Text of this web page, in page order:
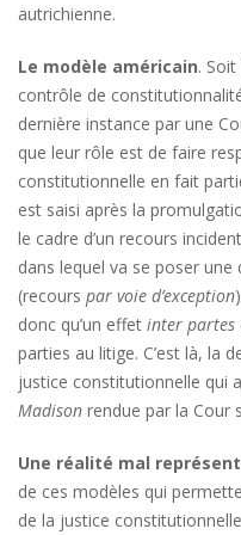
autrichienne.
Le modèle américain.
contrôle de
dernière instance par une
que leur rôle est de faire
constitutionnelle en fait
est saisi après la
le cadre d’un recours
dans lequel va se poser
(recours par voie d’exception
donc qu’un effet inter partes
parties au litige. C’est là, la
justice constitutionnelle qui
Madison rendue par la Cour
Une réalité mal
de ces modèles qui
de la justice